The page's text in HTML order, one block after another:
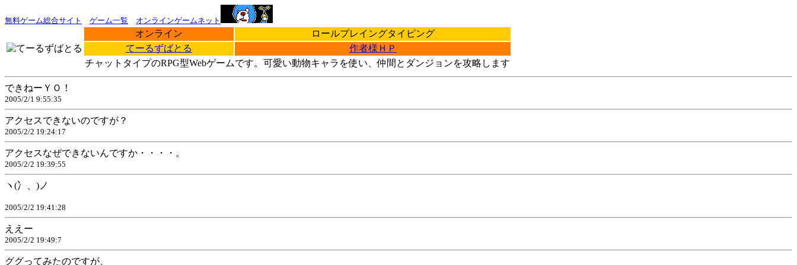
無料ゲーム総合サイト ゲーム一覧 オンラインゲームネット
オンライン
ロールプレイングタイピング
てーるずばとる
作者様ＨＰ
チャットタイプのRPG型Webゲームです。可愛い動物キャラを使い、仲間とダンジョンを攻略します
できねーＹＯ！
2005/2/1 9:55:35
アクセスできないのですが？
2005/2/2 19:24:17
アクセスなぜできないんですか・・・・。
2005/2/2 19:39:55
ヽ(冫、)ノ
2005/2/2 19:41:28
ええー
2005/2/2 19:49:7
ググってみたのですが、